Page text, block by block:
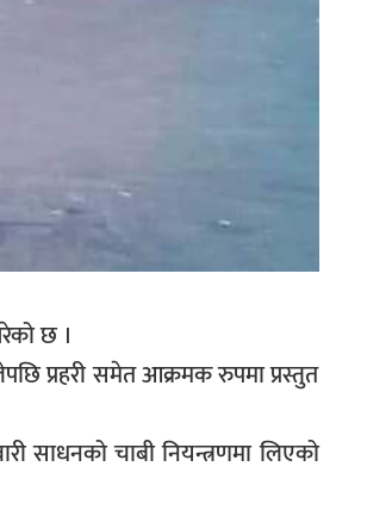
छ ।
प्रहरी समेत आक्रमक रुपमा प्रस्तुत
साधनको चाबी नियन्त्रणमा लिएको